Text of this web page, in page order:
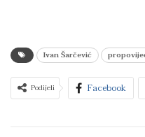
Ivan Šarčević
Podijeli Facebook